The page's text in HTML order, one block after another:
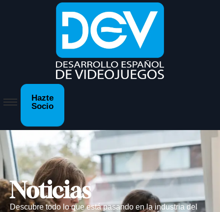
Hazte
Socio
Noticias
Descubre todo lo que está pasando en la industria del